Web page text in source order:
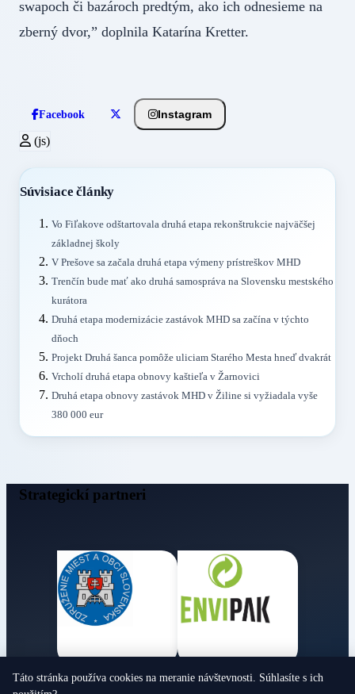
swapoch či bazároch predtým, ako ich odnesieme na
zberný dvor,” doplnila Katarína Kretter.
Facebook Instagram
(js)
Súvisiace články
Vo Fiľakove odštartovala druhá etapa rekonštrukcie najväčšej
základnej školy
V Prešove sa začala druhá etapa výmeny prístreškov MHD
Trenčín bude mať ako druhá samospráva na Slovensku mestského
kurátora
Druhá etapa modernizácie zastávok MHD sa začína v týchto
dňoch
Projekt Druhá šanca pomôže uliciam Starého Mesta hneď dvakrát
Vrcholí druhá etapa obnovy kaštieľa v Žarnovici
Druhá etapa obnovy zastávok MHD v Žiline si vyžiadala vyše
380 000 eur
Strategickí partneri
Obecné noviny
Táto stránka používa cookies na meranie návštevnosti. Súhlasíte s ich